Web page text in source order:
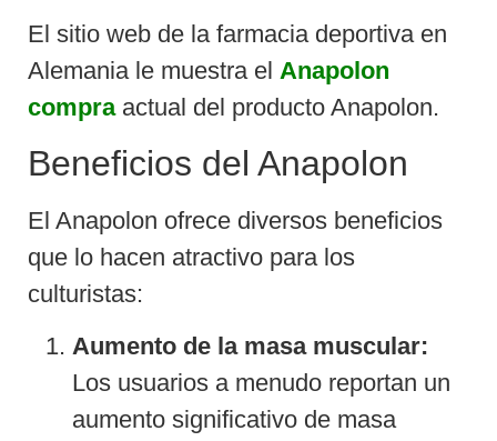
El sitio web de la farmacia deportiva en
Alemania le muestra el Anapolon
compraactual del producto Anapolon.
Beneficios del Anapolon
El Anapolon ofrece diversos beneficios
que lo hacen atractivo para los
culturistas:
Aumento de la masa muscular:
Los usuarios a menudo reportan un
aumento significativo de masa